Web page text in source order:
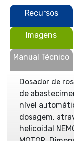
Recursos
Imagens
Manual Técnico
Dosador de
de
nível
dosagem,
helicoidal